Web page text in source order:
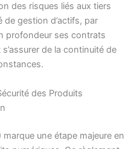
des risques liés aux tiers
gestion d’actifs, par
profondeur ses contrats
de la continuité de
des Produits
une étape majeure en